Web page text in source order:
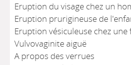
Eruption du visage chez un
Eruption prurigineuse de
Eruption vésiculeuse chez
Vulvovaginite aiguë
A propos des verrues